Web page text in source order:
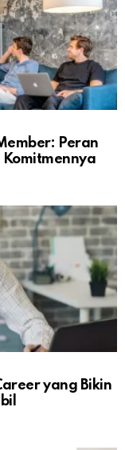
Peran
Komitmennya
yang Bikin